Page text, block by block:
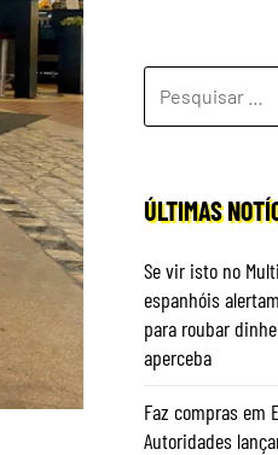
POR:
ÚLTIMAS
Se vir isto no
espanhóis
para roubar
aperceba
Faz compras em
Autoridades